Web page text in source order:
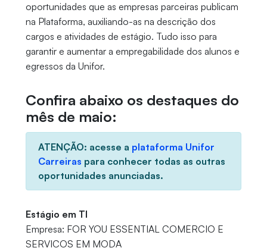
oportunidades que as empresas parceiras publicam
na Plataforma, auxiliando-as na descrição dos
cargos e atividades de estágio. Tudo isso para
garantir e aumentar a empregabilidade dos alunos e
egressos da Unifor.
Confira abaixo os destaques do
mês de maio:
ATENÇÃO: acesse a plataforma Unifor
Carreiras para conhecer todas as outras
oportunidades anunciadas.
Estágio em TI
Empresa: FOR YOU ESSENTIAL COMERCIO E
SERVICOS EM MODA